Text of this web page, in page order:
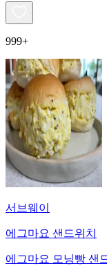
999+
서브웨이
에그마요 샌드위치
에그마요 모닝빵 샌